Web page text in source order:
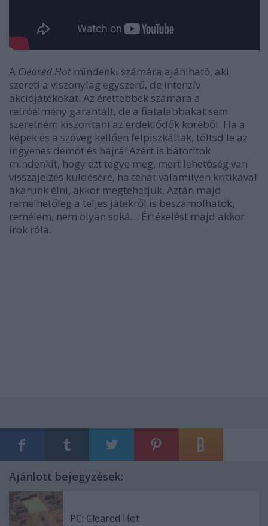
A Cleared Hot mindenki számára ajánlható, aki
szereti a viszonylag egyszerű, de intenzív
akciójátékokat. Az érettebbek számára a
retróélmény garantált, de a fiatalabbakat sem
szeretném kiszorítani az érdeklődők köréből. Ha a
képek és a szöveg kellően felpiszkáltak, töltsd le az
ingyenes demót és hajrá! Azért is bátorítok
mindenkit, hogy ezt tegye meg, mert lehetőség van
visszajelzés küldésére, ha tehát valamilyen kritikával
akarunk élni, akkor megtehetjük. Aztán majd
remélhetőleg a teljes játékről is beszámolhatok,
remélem, nem olyan soká… Értékelést majd akkor
írok róla.
Ajánlott bejegyzések:
PC: Cleared Hot